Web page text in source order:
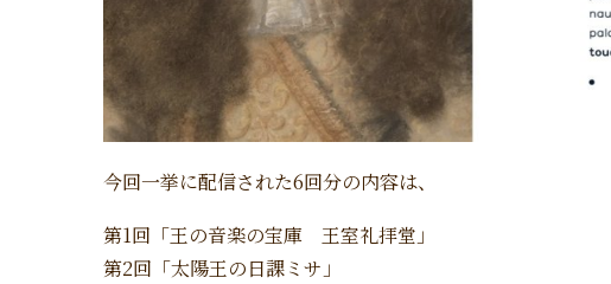
今回一挙に配信された6回分の内容は、
第1回「王の音楽の宝庫 王室礼拝堂」
第2回「太陽王の日課ミサ」